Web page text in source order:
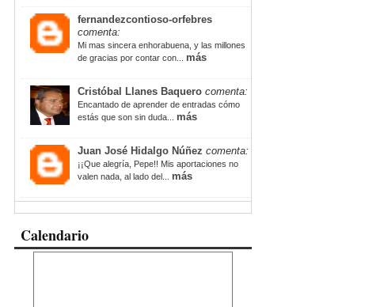
fernandezcontioso-orfebres
comenta:
Mi mas sincera enhorabuena, y las millones
de gracias por contar con... más
Cristóbal Llanes Baquero comenta:
Encantado de aprender de entradas cómo
estás que son sin duda... más
Juan José Hidalgo Núñez comenta:
¡¡Que alegría, Pepe!! Mis aportaciones no
valen nada, al lado del... más
Calendario